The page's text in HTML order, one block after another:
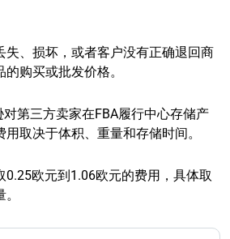
失、损坏，或者客户没有正确退回商
购买或批发价格。
对第三方卖家在FBA履行中心存储产
取决于体积、重量和存储时间。
0.25欧元到1.06欧元的费用，具体取